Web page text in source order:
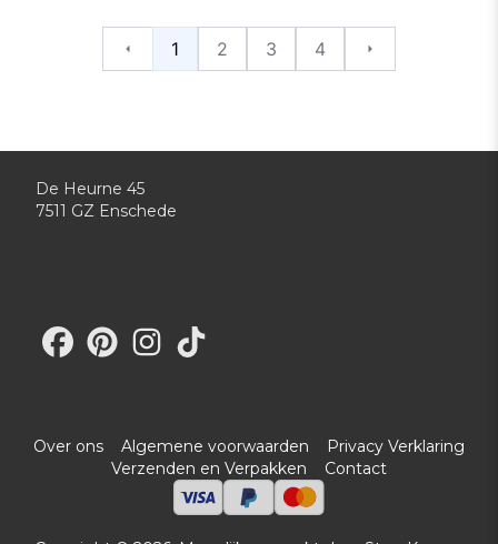
Vorige
1 2 3 4 Volgende
De Heurne 45
7511 GZ Enschede
Bezoek onze Facebook-pagina
Bezoek onze Pinterest-pagina
Bezoek onze Instagram-pagina
Bezoek ons TikTok-profiel
Over ons Algemene voorwaarden
Privacy Verklaring
Verzenden en Verpakken
Contact